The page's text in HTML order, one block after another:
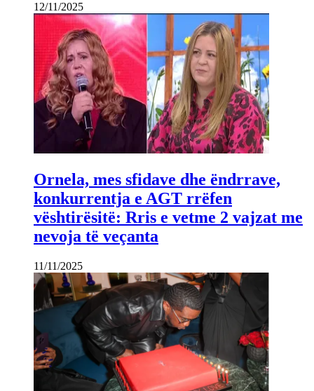
12/11/2025
Ornela, mes sfidave dhe ëndrrave,
konkurrentja e AGT rrëfen
vështirësitë: Rris e vetme 2 vajzat me
nevoja të veçanta
11/11/2025